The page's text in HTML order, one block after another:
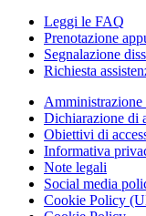
Leggi le FAQ
Prenotazione
Segnalazione
Richiesta
Amministrazione
Dichiarazione di
Obiettivi di
Informativa
Note legali
Social media
Cookie Policy